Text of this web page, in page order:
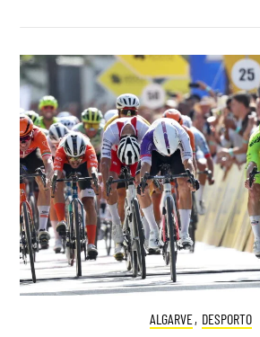
ALGARVE, DESPORTO